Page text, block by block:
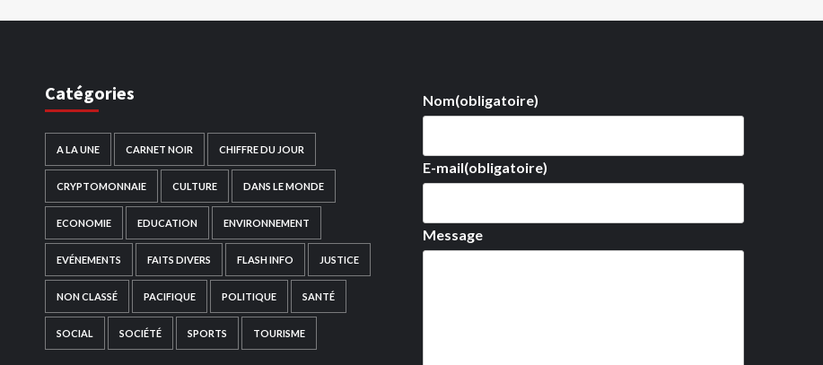
Catégories
A LA UNE CARNET NOIR CHIFFRE DU JOUR
CRYPTOMONNAIE CULTURE DANS LE MONDE
ECONOMIE EDUCATION ENVIRONNEMENT
EVÉNEMENTS FAITS DIVERS FLASH INFO JUSTICE
NON CLASSÉ PACIFIQUE POLITIQUE SANTÉ
SOCIAL SOCIÉTÉ SPORTS TOURISME
Nom(obligatoire)
E-mail(obligatoire)
Message